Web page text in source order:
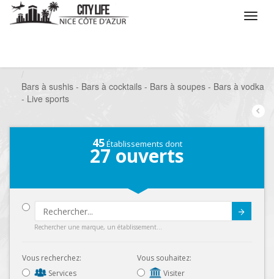
Bars à sushis - Bars à cocktails - Bars à soupes - Bars à vodka
- Live sports
45Établissements dont
27 ouverts
Rechercher une marque, un établissement...
Vous recherchez:
Services
Vous souhaitez:
Visiter